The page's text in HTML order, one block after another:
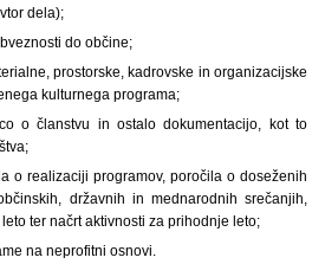
dela);
do občine;
prostorske, kadrovske in organizacijske
kulturnega programa;
o članstvu in ostalo dokumentacijo, kot to
o realizaciji programov, poročila o doseženih
državnih in mednarodnih srečanjih,
ter načrt aktivnosti za prihodnje leto;
na neprofitni osnovi.